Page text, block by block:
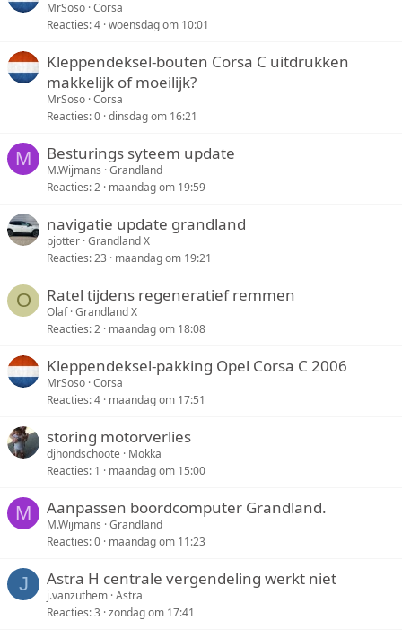
MrSoso Corsa
Reacties 4 woensdag om 10:01
Kleppendeksel-bouten Corsa C uitdrukken
makkelijk of moeilijk?
MrSoso Corsa
Reacties 0 dinsdag om 16:21
M Besturings syteem update
M.Wijmans Grandland
Reacties 2 maandag om 19:59
navigatie update grandland
pjotter Grandland X
Reacties 23 maandag om 19:21
O Ratel tijdens regeneratief remmen
Olaf Grandland X
Reacties 2 maandag om 18:08
Kleppendeksel-pakking Opel Corsa C 2006
MrSoso Corsa
Reacties 4 maandag om 17:51
storing motorverlies
djhondschoote
Mokka
Reacties 1 maandag om 15:00
M Aanpassen boordcomputer Grandland.
M.Wijmans Grandland
Reacties 0 maandag om 11:23
J Astra H centrale vergendeling werkt niet
j.vanzuthem Astra
Reacties 3 zondag om 17:41